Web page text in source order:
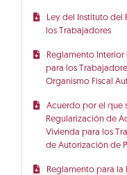
Ley del Instituto del
los Trabajadores
Reglamento
para los
Organismo Fiscal
Acuerdo por el que
Regularización de
Vivienda para los
de Autorización de
Reglamento para